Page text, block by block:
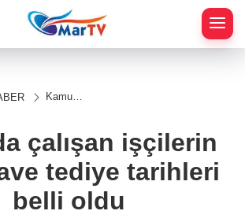
Kamuda
2026
ilave
tarihleri
belli
oldu
çalışan işçilerin
tediye tarihleri
belli oldu